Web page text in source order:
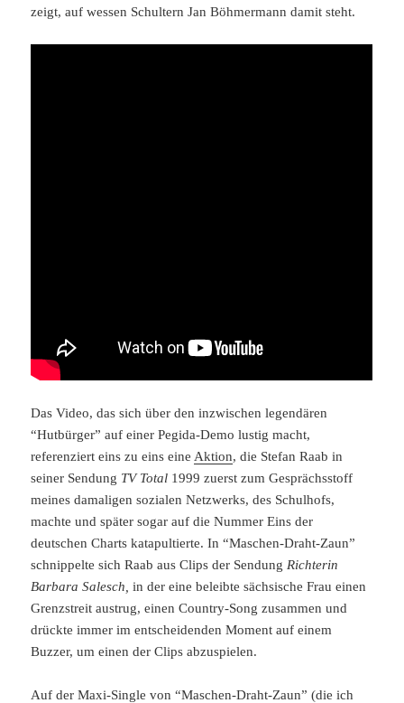
zeigt, auf wessen Schultern Jan Böhmermann damit steht.
Das Video, das sich über den inzwischen legendären
“Hutbürger” auf einer Pegida-Demo lustig macht,
referenziert eins zu eins eine Aktion, die Stefan Raab in
seiner Sendung TV Total 1999 zuerst zum Gesprächsstoff
meines damaligen sozialen Netzwerks, des Schulhofs,
machte und später sogar auf die Nummer Eins der
deutschen Charts katapultierte. In “Maschen-Draht-Zaun”
schnippelte sich Raab aus Clips der Sendung Richterin
Barbara Salesch, in der eine beleibte sächsische Frau einen
Grenzstreit austrug, einen Country-Song zusammen und
drückte immer im entscheidenden Moment auf einem
Buzzer, um einen der Clips abzuspielen.
Auf der Maxi-Single von “Maschen-Draht-Zaun” (die ich